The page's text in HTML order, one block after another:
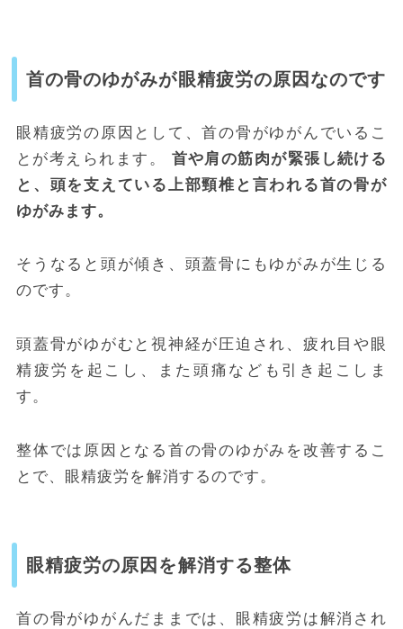
首の骨のゆがみが眼精疲労の原因なのです
眼精疲労の原因として、首の骨がゆがんでいるこ
とが考えられます。
首や肩の筋肉が緊張し続ける
と、頭を支えている上部頸椎と言われる首の骨が
ゆがみます。
そうなると頭が傾き、頭蓋骨にもゆがみが生じる
のです。
頭蓋骨がゆがむと視神経が圧迫され、疲れ目や眼
精疲労を起こし、また頭痛なども引き起こしま
す。
整体では原因となる首の骨のゆがみを改善するこ
とで、眼精疲労を解消するのです。
眼精疲労の原因を解消する整体
首の骨がゆがんだままでは、眼精疲労は解消され